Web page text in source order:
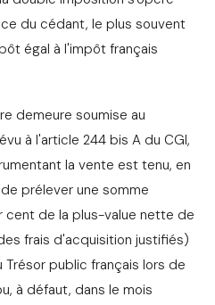
du cédant, le plus souvent
égal à l'impôt français
demeure soumise au
à l'article 244 bis A du CGI,
la vente est tenu, en
prélever une somme
cent de la plus-value nette de
frais d'acquisition justifiés)
public français lors de
à défaut, dans le mois